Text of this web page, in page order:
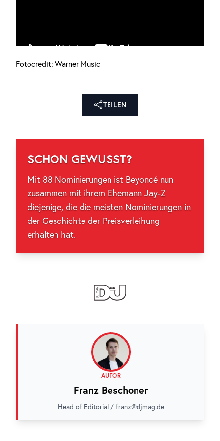
Fotocredit: Warner Music
TEILEN
SCHON GEWUSST?
Mit 88 Nominierungen ist Beyoncé nun
zusammen mit ihrem Ehemann Jay-Z
diejenige, die die meisten Nominierungen in
der Geschichte der Preisverleihung
erhalten hat.
AUTOR
Franz Beschoner
Head of Editorial / franz@djmag.de